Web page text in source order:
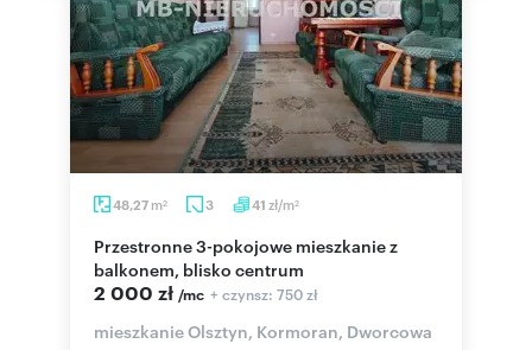
48,27 m2 3 41 zł/m2
Przestronne 3-pokojowe mieszkanie z
balkonem, blisko centrum
2 000 zł /mc + czynsz: 750 zł
mieszkanie Olsztyn, Kormoran, Dworcowa